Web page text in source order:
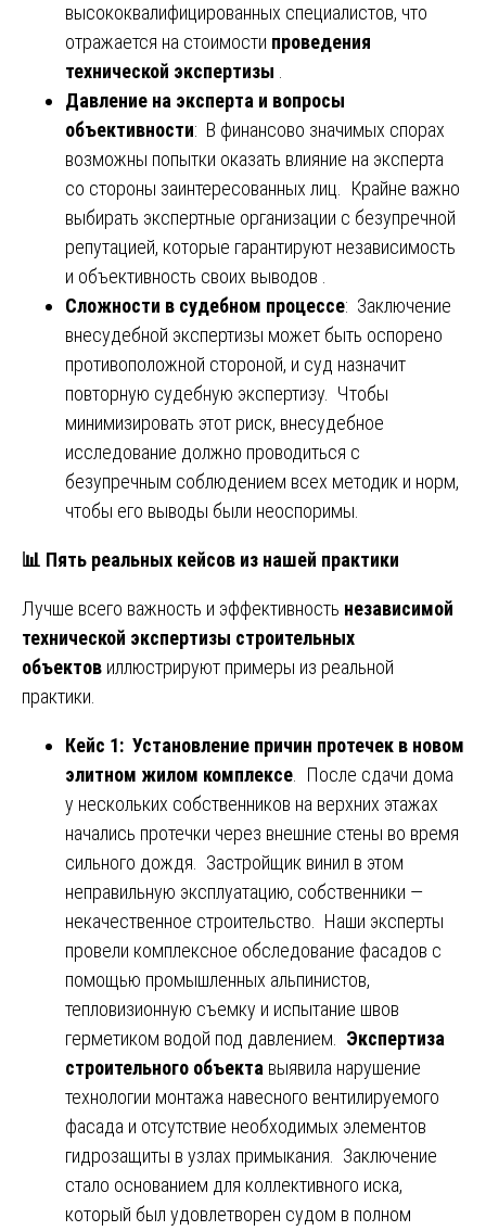
высококвалифицированных специалистов, что
отражается на стоимости проведения
технической экспертизы
Давление на эксперта и вопросы
объективности: В финансово значимых спорах
возможны попытки оказать влияние на эксперта
со стороны заинтересованных лиц. Крайне важно
выбирать экспертные организации с безупречной
репутацией, которые гарантируют независимость
и объективность своих выводов .
Сложности в судебном процессе: Заключение
внесудебной экспертизы может быть оспорено
противоположной стороной, и суд назначит
повторную судебную экспертизу. Чтобы
минимизировать этот риск, внесудебное
исследование должно проводиться с
безупречным соблюдением всех методик и норм,
чтобы его выводы были неоспоримы.
📊 Пять реальных кейсов из нашей практики
Лучше всего важность и эффективность независимой
технической экспертизы строительных
объектов иллюстрируют примеры из реальной
практики.
Кейс 1: Установление причин протечек в новом
элитном жилом комплексе . После сдачи дома
у нескольких собственников на верхних этажах
начались протечки через внешние стены во время
сильного дождя. Застройщик винил в этом
неправильную эксплуатацию, собственники —
некачественное строительство. Наши эксперты
провели комплексное обследование фасадов с
помощью промышленных альпинистов,
тепловизионную съемку и испытание швов
герметиком водой под давлением. Экспертиза
строительного объекта выявила нарушение
технологии монтажа навесного вентилируемого
фасада и отсутствие необходимых элементов
гидрозащиты в узлах примыкания. Заключение
стало основанием для коллективного иска,
который был удовлетворен судом в полном